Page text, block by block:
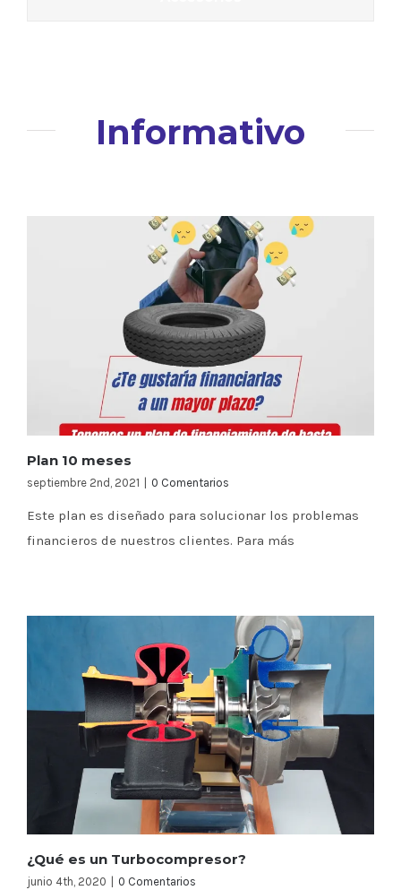
Informativo
Plan 10 meses
septiembre 2nd, 2021 0 Comentarios
Este plan es diseñado para solucionar los problemas
financieros de nuestros clientes. Para más
¿Qué es un Turbocompresor?
junio 4th, 2020 0 Comentarios